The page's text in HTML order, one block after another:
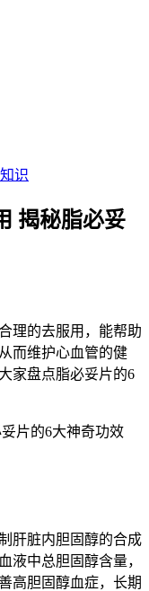
识
揭秘脂必妥
理的去服用，能帮助
而维护心血管的健
家盘点脂必妥片的6
肝脏内胆固醇的合成
液中总胆固醇含量，
高胆固醇血症，长期